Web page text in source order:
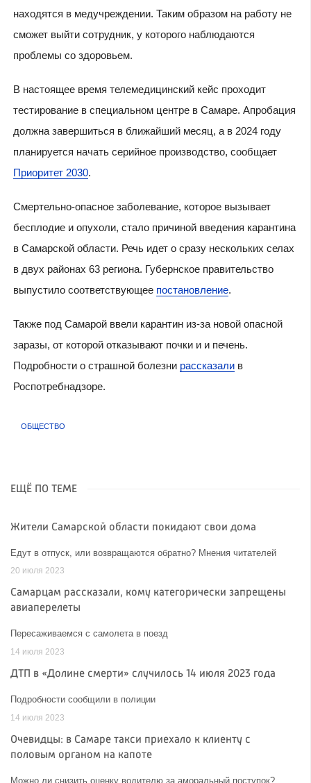
находятся в медучреждении. Таким образом на работу не
сможет выйти сотрудник, у которого наблюдаются
проблемы со здоровьем.
В настоящее время телемедицинский кейс проходит
тестирование в специальном центре в Самаре. Апробация
должна завершиться в ближайший месяц, а в 2024 году
планируется начать серийное производство, сообщает
Приоритет 2030.
Смертельно-опасное заболевание, которое вызывает
бесплодие и опухоли, стало причиной введения карантина
в Самарской области. Речь идет о сразу нескольких селах
в двух районах 63 региона. Губернское правительство
выпустило соответствующее постановление.
Также под Самарой ввели карантин из-за новой опасной
заразы, от которой отказывают почки и и печень.
Подробности о страшной болезни рассказалив
Роспотребнадзоре.
ОБЩЕСТВО
ЕЩЁ ПО ТЕМЕ
Жители Самарской области покидают свои дома
Едут в отпуск, или возвращаются обратно? Мнения читателей
20 июля 2023
Самарцам рассказали, кому категорически запрещены
авиаперелеты
Пересаживаемся с самолета в поезд
14 июля 2023
ДТП в «Долине смерти» случилось 14 июля 2023 года
Подробности сообщили в полиции
14 июля 2023
Очевидцы: в Самаре такси приехало к клиенту с
половым органом на капоте
Можно ли снизить оценку водителю за аморальный поступок?